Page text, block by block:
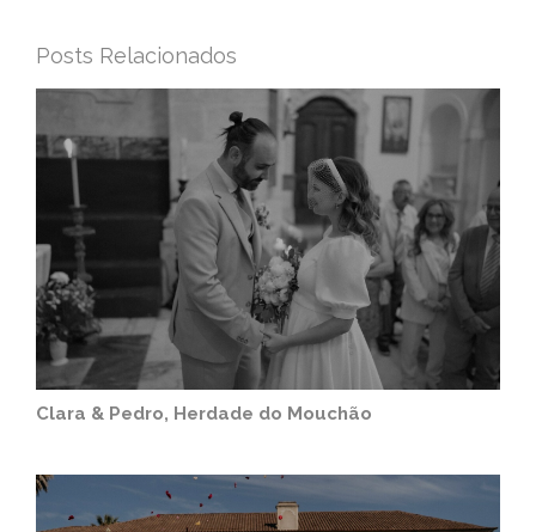
Posts Relacionados
Clara & Pedro, Herdade do Mouchão